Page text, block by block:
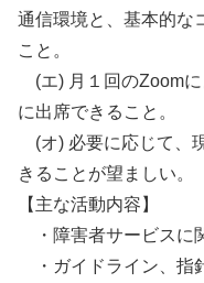
通信環境と、基本的な
こと。
(エ) 月１回のZoomに
に出席できること。
(オ) 必要に応じて、
きることが望ましい。
【主な活動内容】
・障害者サービスに
・ガイドライン、指